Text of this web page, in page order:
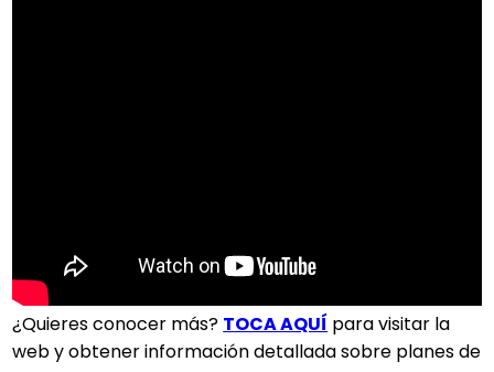
¿Quieres conocer más? TOCA AQUÍ para visitar la
web y obtener información detallada sobre planes de